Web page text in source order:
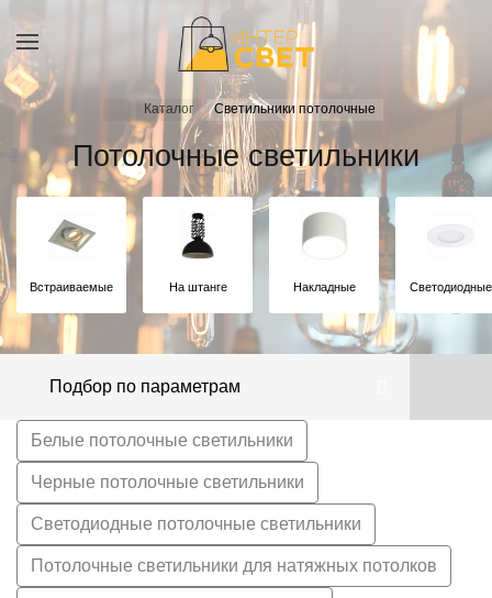
Каталог Светильники потолочные
Потолочные светильники
Встраиваемые На штанге Накладные Светодиодные
Подбор по параметрам
Белые потолочные светильники
Черные потолочные светильники
Светодиодные потолочные светильники
Потолочные светильники для натяжных потолков